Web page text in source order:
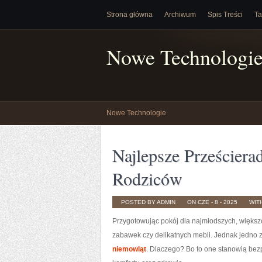
Strona główna Archiwum Spis Treści
Nowe
Nowe Technologie
Najlepsze
Rodziców
POSTED BY ADMIN ON CZE - 8 - 2025
Przygotowując pokój dla najmłodszych,
zabawek czy delikatnych mebli. Jednak jedno
niemowląt. Dlaczego? Bo to one stanowią